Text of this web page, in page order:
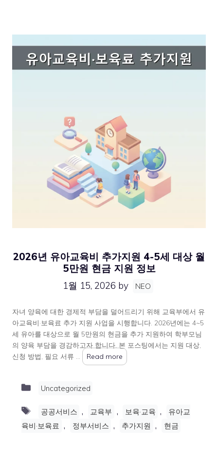
2026년 유아교육비 추가지원 4-5세 대상 월
5만원 현금 지원 정보
1월 15, 2026 by NEO
자녀 양육에 대한 경제적 부담을 덜어드리기 위해 교육부에서 유
아교육비·보육료 추가 지원 사업을 시행합니다. 2026년에는 4~5
세 유아를 대상으로 월 5만원의 현금을 추가 지원하여 학부모님
의 양육 부담을 경감하고자 합니다. 본 포스팅에서는 지원 대상,
신청 방법, 필요 서류 …
Read more
Categories
Uncategorized
Tags
공공서비스 , 교육부 , 보육·교육 ,
유아교
육비·보육료 , 정부서비스 , 추가지원 , 현금